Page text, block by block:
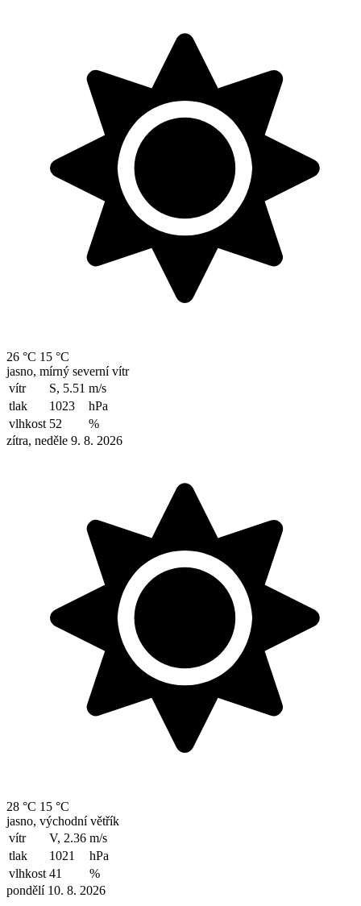
26 °C 15 °C
jasno, mírný severní vítr
vítr
S, 5.51 m/s
tlak
1023
hPa
vlhkost 52
%
zítra, neděle 9. 8. 2026
28 °C 15 °C
jasno, východní větřík
vítr
V, 2.36 m/s
tlak
1021
hPa
vlhkost 41
%
pondělí 10. 8. 2026